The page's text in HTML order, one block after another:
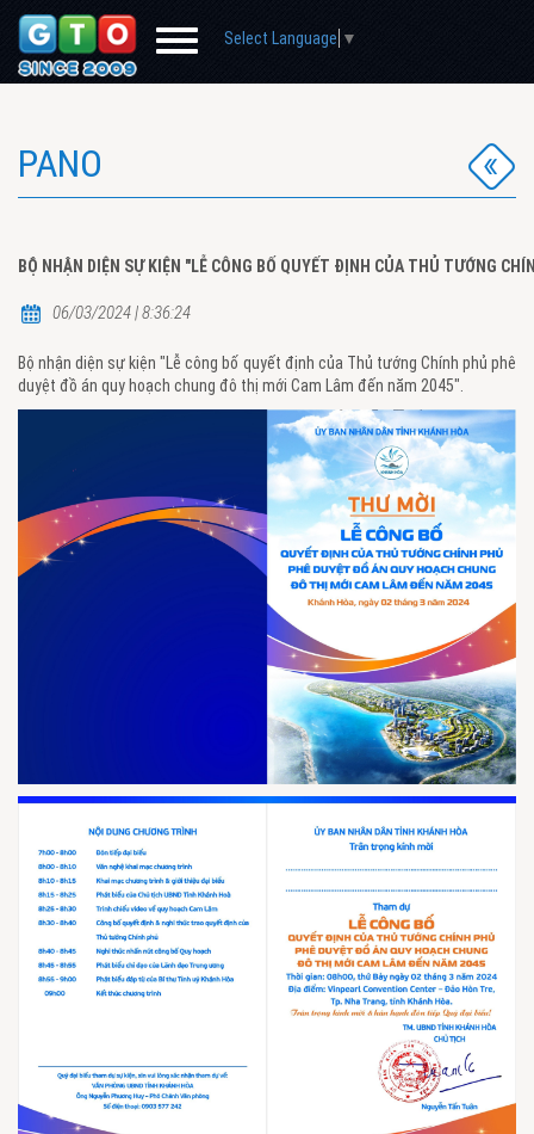
Select Language ▼
PANO
BỘ NHẬN DIỆN SỰ KIỆN "LỄ CÔNG BỐ QUYẾT ĐỊNH CỦA THỦ TƯỚNG
06/03/2024 | 8:36:24
Bộ nhận diện sự kiện "Lễ công bố quyết định của Thủ tướng Chính phủ phê
duyệt đồ án quy hoạch chung đô thị mới Cam Lâm đến năm 2045".